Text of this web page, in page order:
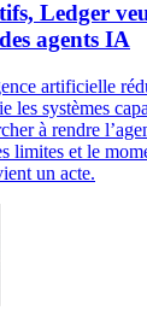
Ledger
agents IA
artificielle
les systèmes
à rendre
limites et le
un acte.